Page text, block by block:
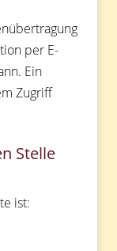
per E-
Ein
Zugriff
Stelle
ist: